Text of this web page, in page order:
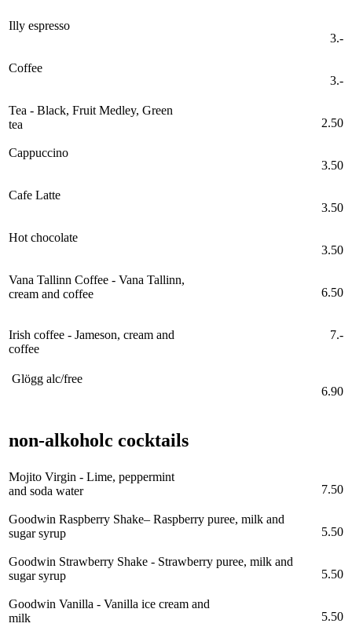
Illy espresso
3.-
Coffee
3.-
Tea - Black, Fruit Medley, Green
tea
2.50
Cappuccino
3.50
Cafe Latte
3.50
Hot chocolate
3.50
Vana Tallinn Coffee - Vana Tallinn,
cream and coffee
6.50
Irish coffee - Jameson, cream and
coffee
7.-
Glögg alc/free
6.90
non-alkoholc cocktails
Mojito Virgin - Lime, peppermint
and soda water
7.50
Goodwin Raspberry Shake– Raspberry puree, milk and
sugar syrup
5.50
Goodwin Strawberry Shake - Strawberry puree, milk and
sugar syrup
5.50
Goodwin Vanilla - Vanilla ice cream and
milk
5.50